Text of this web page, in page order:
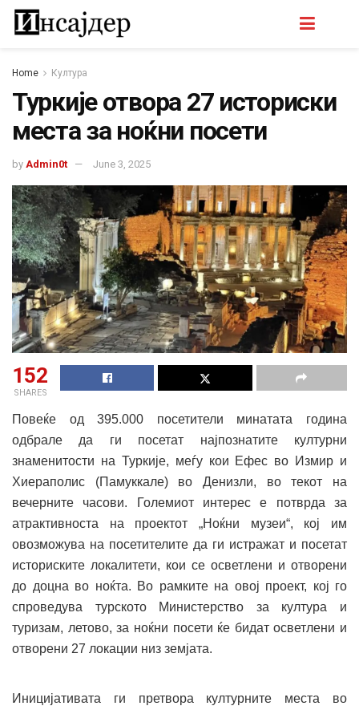
Home Култура
Туркије отвора 27 историски
места за ноќни посети
by Admin0t June 3, 2025
152
SHARES
Повеќе од 395.000 посетители минатата година
одбрале да ги посетат најпознатите културни
знаменитости на Туркије, меѓу кои Ефес во Измир и
Хиераполис (Памуккале) во Денизли, во текот на
вечерните часови. Големиот интерес е потврда за
атрактивноста на проектот „Ноќни музеи“, кој им
овозможува на посетителите да ги истражат и посетат
историските локалитети, кои се осветлени и отворени
до доцна во ноќта. Во рамките на овој проект, кој го
спроведува турското Министерство за култура и
туризам, летово, за ноќни посети ќе бидат осветлени и
отворени 27 локации низ земјата.
Иницијативата ги претвора културните места во